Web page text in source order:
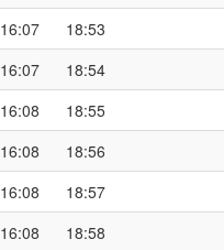
16:07 18:53
16:07 18:54
16:08 18:55
16:08 18:56
16:08 18:57
16:08 18:58